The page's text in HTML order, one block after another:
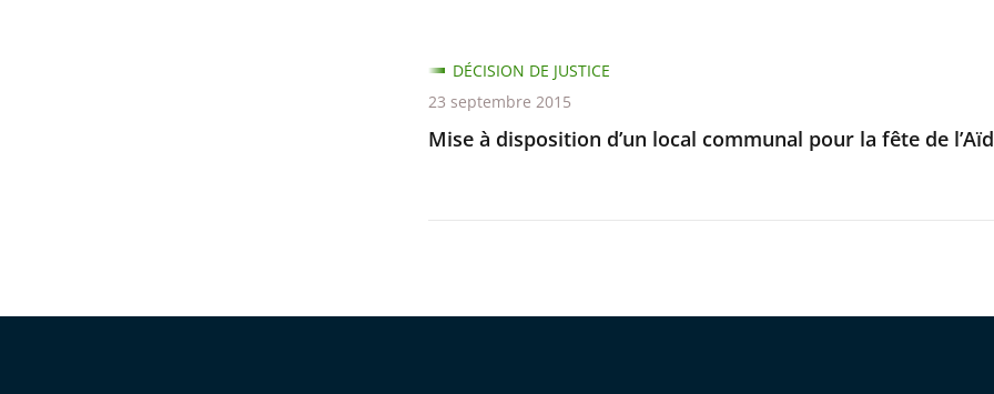
Mise à disposition d’un local communal pour la fête de l’Aïd
DÉCISION DE JUSTICE
23 septembre 2015